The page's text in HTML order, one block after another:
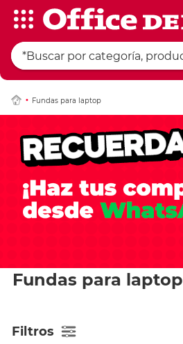
Fundas para laptop
Fundas para laptop
Filtros